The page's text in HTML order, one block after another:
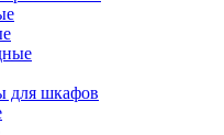
для шкафов